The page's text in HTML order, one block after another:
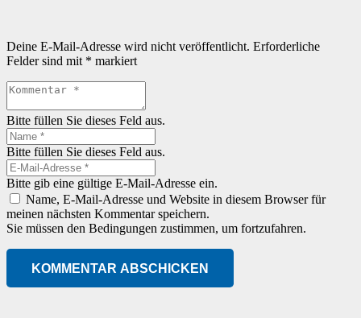
Deine E-Mail-Adresse wird nicht veröffentlicht. Erforderliche
Felder sind mit * markiert
Bitte füllen Sie dieses Feld aus.
Bitte füllen Sie dieses Feld aus.
Bitte gib eine gültige E-Mail-Adresse ein.
Name, E-Mail-Adresse und Website in diesem Browser für
meinen nächsten Kommentar speichern.
Sie müssen den Bedingungen zustimmen, um fortzufahren.
KOMMENTAR ABSCHICKEN